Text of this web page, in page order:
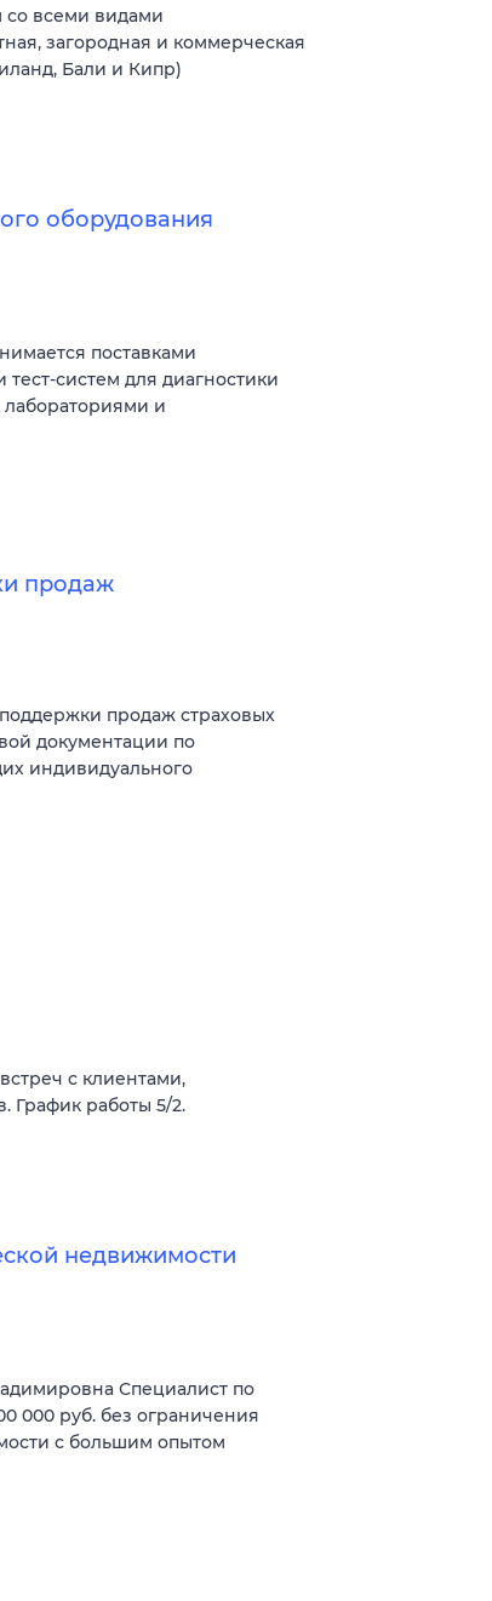
всеми видами
загородная и коммерческая
Бали и Кипр)
оборудования
поставками
систем для диагностики
и
продаж
продаж страховых
документации по
индивидуального
с клиентами,
График работы 5/2.
недвижимости
Специалист по
000 руб. без ограничения
с большим опытом